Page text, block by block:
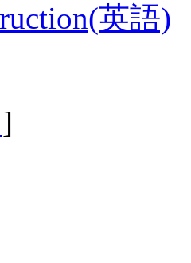
英語)
]